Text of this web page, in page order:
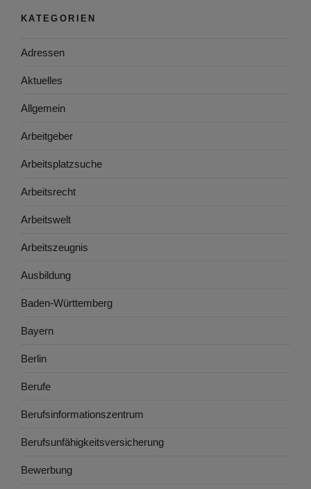
KATEGORIEN
Adressen
Aktuelles
Allgemein
Arbeitgeber
Arbeitsplatzsuche
Arbeitsrecht
Arbeitswelt
Arbeitszeugnis
Ausbildung
Baden-Württemberg
Bayern
Berlin
Berufe
Berufsinformationszentrum
Berufsunfähigkeitsversicherung
Bewerbung